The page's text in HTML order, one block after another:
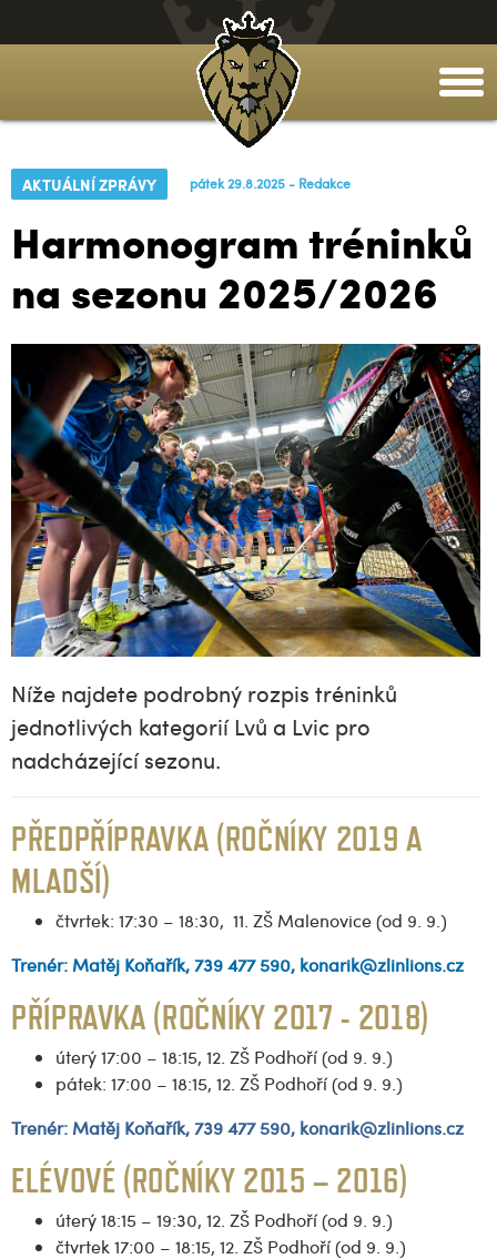
AKTUÁLNÍ ZPRÁVY pátek 29.8.2025 - Redakce
Harmonogram tréninků
na sezonu 2025/2026
Níže najdete podrobný rozpis tréninků
jednotlivých kategorií Lvů a Lvic pro
nadcházející sezonu.
PŘEDPŘÍPRAVKA (ROČNÍKY 2019 A
MLADŠÍ)
čtvrtek: 17:30 – 18:30, 11. ZŠ Malenovice (od 9. 9.)
Trenér: Matěj Koňařík, 739 477 590, konarik@zlinlions.cz
PŘÍPRAVKA (ROČNÍKY 2017 - 2018)
úterý 17:00 – 18:15, 12. ZŠ Podhoří (od 9. 9.)
pátek: 17:00 – 18:15, 12. ZŠ Podhoří (od 9. 9.)
Trenér: Matěj Koňařík, 739 477 590, konarik@zlinlions.cz
ELÉVOVÉ (ROČNÍKY 2015 – 2016)
úterý 18:15 – 19:30, 12. ZŠ Podhoří (od 9. 9.)
čtvrtek 17:00 – 18:15, 12. ZŠ Podhoří (od 9. 9.)